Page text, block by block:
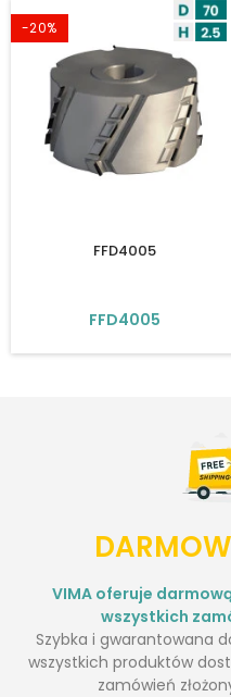
-20%
FFD4005
FFD4005
VIMA oferuje
wszystkich
Szybka i gwarantowana
wszystkich produktów
zamówień